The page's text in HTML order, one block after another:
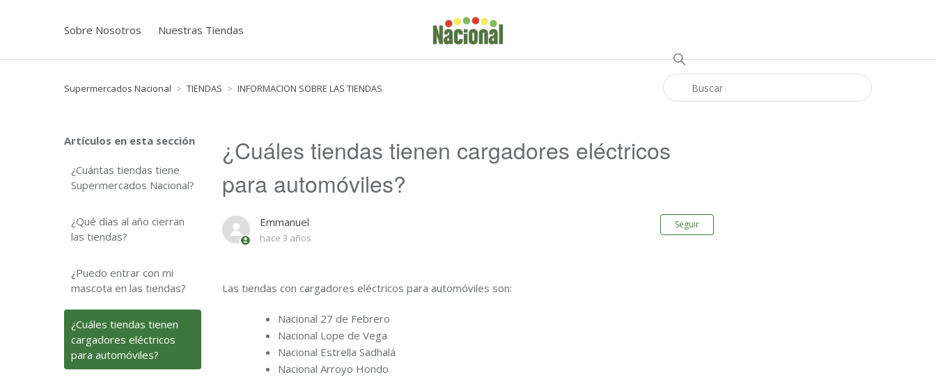
Sobre Nosotros Nuestras Tiendas
Supermercados Nacional TIENDAS INFORMACION SOBRE LAS TIENDAS
Artículos en esta sección
¿Cuántas tiendas tiene
Supermercados Nacional?
¿Qué días al año cierran
las tiendas?
¿Puedo entrar con mi
mascota en las tiendas?
¿Cuáles tiendas tienen
cargadores eléctricos
para automóviles?
¿Cuáles tiendas tienen cargadores eléctricos
para automóviles?
Emmanuel
hace 3 años
Seguir
Las tiendas con cargadores eléctricos para automóviles son:
Nacional 27 de Febrero
Nacional Lope de Vega
Nacional Estrella Sadhalá
Nacional Arroyo Hondo